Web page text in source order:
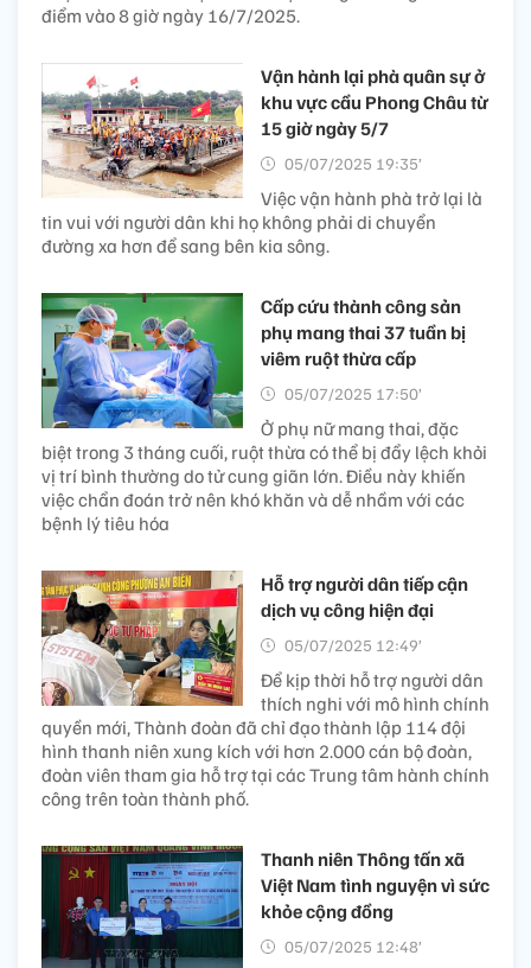
điểm vào 8 giờ ngày 16/7/2025.
Vận hành lại phà quân sự ở
khu vực cầu Phong Châu từ
15 giờ ngày 5/7
05/07/2025 19:35’
Việc vận hành phà trở lại là
tin vui với người dân khi họ không phải di chuyển
đường xa hơn để sang bên kia sông.
Cấp cứu thành công sản
phụ mang thai 37 tuần bị
viêm ruột thừa cấp
05/07/2025 17:50’
Ở phụ nữ mang thai, đặc
biệt trong 3 tháng cuối, ruột thừa có thể bị đẩy lệch khỏi
vị trí bình thường do tử cung giãn lớn. Điều này khiến
việc chẩn đoán trở nên khó khăn và dễ nhầm với các
bệnh lý tiêu hóa
Hỗ trợ người dân tiếp cận
dịch vụ công hiện đại
05/07/2025 12:49’
Để kịp thời hỗ trợ người dân
thích nghi với mô hình chính
quyền mới, Thành đoàn đã chỉ đạo thành lập 114 đội
hình thanh niên xung kích với hơn 2.000 cán bộ đoàn,
đoàn viên tham gia hỗ trợ tại các Trung tâm hành chính
công trên toàn thành phố.
Thanh niên Thông tấn xã
Việt Nam tình nguyện vì sức
khỏe cộng đồng
05/07/2025 12:48’